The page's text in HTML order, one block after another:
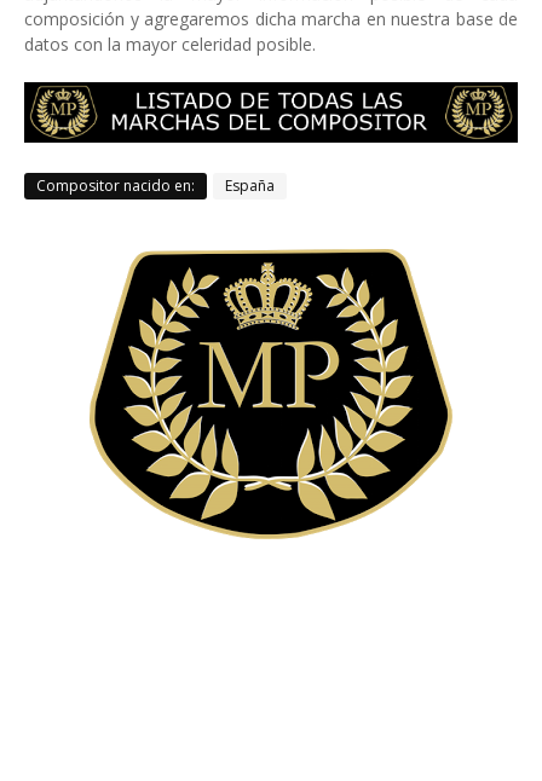
composición y agregaremos dicha marcha en nuestra base de
datos con la mayor celeridad posible.
Compositor nacido en: España